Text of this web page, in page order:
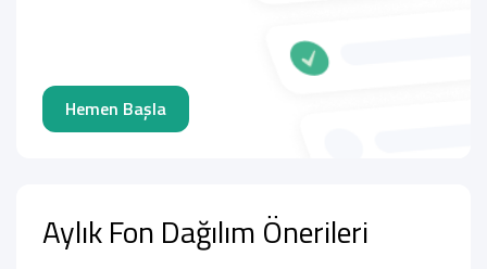
Hemen Başla
Aylık Fon Dağılım Önerileri